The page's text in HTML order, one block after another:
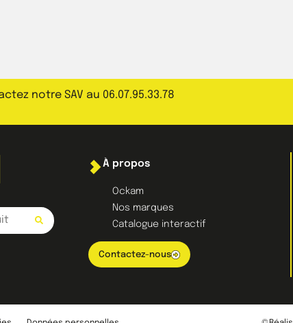
notre SAV au 06.07.95.33.78
À propos
Ockam
Nos marques
Catalogue interactif
Contactez-nous